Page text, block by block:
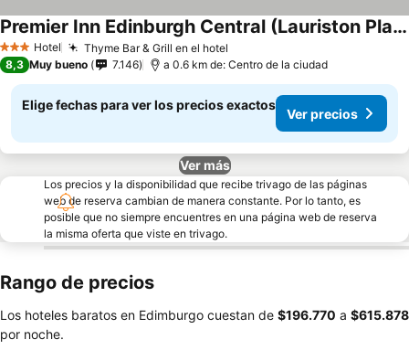
3 Estrellas
Hotel Thyme Bar & Grill en el hotel
Premier Inn Edinburgh Central (Lauriston Place) hotel
8,3 Muy bueno 7.146 a 0.6 km de: Centro de la ciudad
Elige fechas para ver los precios exactos
Ver precios
Ver más
Los precios y la disponibilidad que recibe trivago de las páginas
web de reserva cambian de manera constante. Por lo tanto, es
posible que no siempre encuentres en una página web de reserva
la misma oferta que viste en trivago.
Rango de precios
Los hoteles baratos en Edimburgo cuestan de ‎$196.770 a ‎$615.878
por noche.